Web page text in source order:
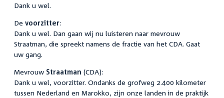
Dank u wel.
De voorzitter:
Dank u wel. Dan gaan wij nu luisteren naar mevrouw
Straatman, die spreekt namens de fractie van het CDA. Gaat
uw gang.
Mevrouw Straatman (CDA):
Dank u wel, voorzitter. Ondanks de grofweg 2.400 kilometer
tussen Nederland en Marokko, zijn onze landen in de praktijk